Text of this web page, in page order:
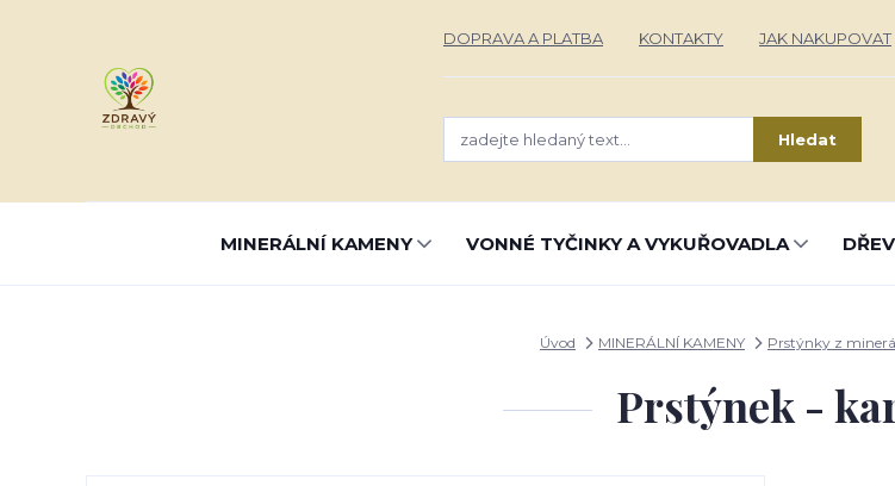
DOPRAVA A PLATBA KONTAKTY JAK NAKUPOVAT
Hledat
MINERÁLNÍ KAMENY VONNÉ TYČINKY A VYKUŘOVADLA
Úvod MINERÁLNÍ KAMENY Prstýnky z
Prstýnek -